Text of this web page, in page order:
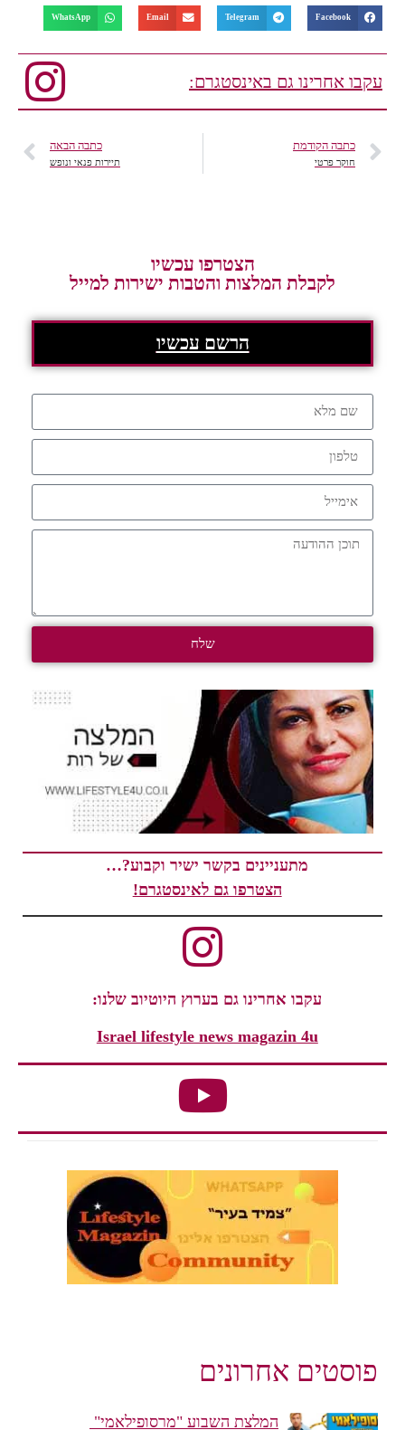
Facebook
Telegram
Email
WhatsApp
עקבו אחרינו גם באינסטגרם:
כתבה הקודמת
חוקר פרטי
כתבה הבאה
תיירות פנאי ונופש
הצטרפו עכשיו
לקבלת המלצות והטבות ישירות למייל
הרשם עכשיו
שלח
מתעניינים בקשר ישיר וקבוע?…
הצטרפו גם לאינסטגרם!
עקבו אחרינו גם בערוץ היוטיוב שלנו:
Israel lifestyle news magazin 4u
פוסטים אחרונים
המלצת השבוע "מרסופילאמי"